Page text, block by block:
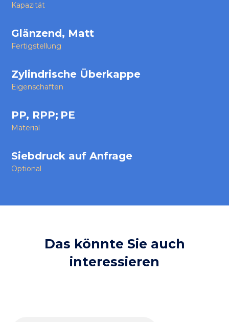
Kapazität
Glänzend, Matt
Fertigstellung
Zylindrische Überkappe
Eigenschaften
PP, RPP; PE
Material
Siebdruck auf Anfrage
Optional
Das könnte Sie auch
interessieren